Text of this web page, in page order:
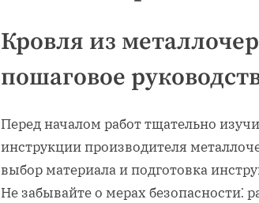
Кровля из
пошаговое
Перед началом работ тщательно
инструкции производителя
выбор материала и подготовка
Не забывайте о мерах безопасности⁚